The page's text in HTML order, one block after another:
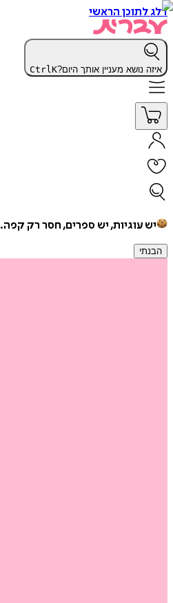
דלג לתוכן הראשי
איזה נושא מעניין אותך היום? CtrlK
יש עוגיות, יש ספרים, חסר רק קפה.
הבנתי